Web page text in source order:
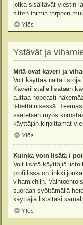
jotka sisältävät viestin
sitten toimia tarpeen
Ylös
Ystävät ja
Mitä ovat kaveri ja
Voit käyttää näitä listoja
Kaverilistalle lisätään
auttaa nopeasti
lähettämisessä.
saatetaan myös
käyttäjän kirjoittamat
Ylös
Kuinka voin lisätä /
Voit lisätä käyttäjiä
profiilissa on linkki
vihamiehiin.
suoraan syöttämällä
käyttäjiä listaltasi
Ylös